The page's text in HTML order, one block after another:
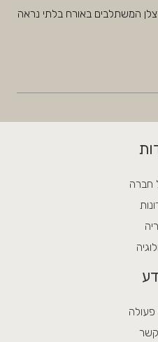
המשתלבים באורח בלתי נראה
חברה
פעולה
קשר